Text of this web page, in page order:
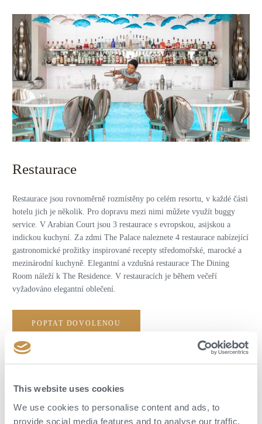
This website uses cookies
We use cookies to personalise content and ads, to
provide social media features and to analyse our traffic.
Restaurace
Restaurace jsou rovnoměrně rozmístěny po celém resortu, v každé části
hotelu jich je několik. Pro dopravu mezi nimi můžete využít buggy
service. V Arabian Court jsou 3 restaurace s evropskou, asijskou a
indickou kuchyní. Za zdmi The Palace naleznete 4 restaurace nabízející
gastronomické prožitky inspirované recepty středomořské, marocké a
mezinárodní kuchyně. Elegantní a vzdušná restaurace The Dining
Room náleží k The Residence. V restauracích je během večeří
vyžadováno elegantní oblečení.
POPTAT DOVOLENOU